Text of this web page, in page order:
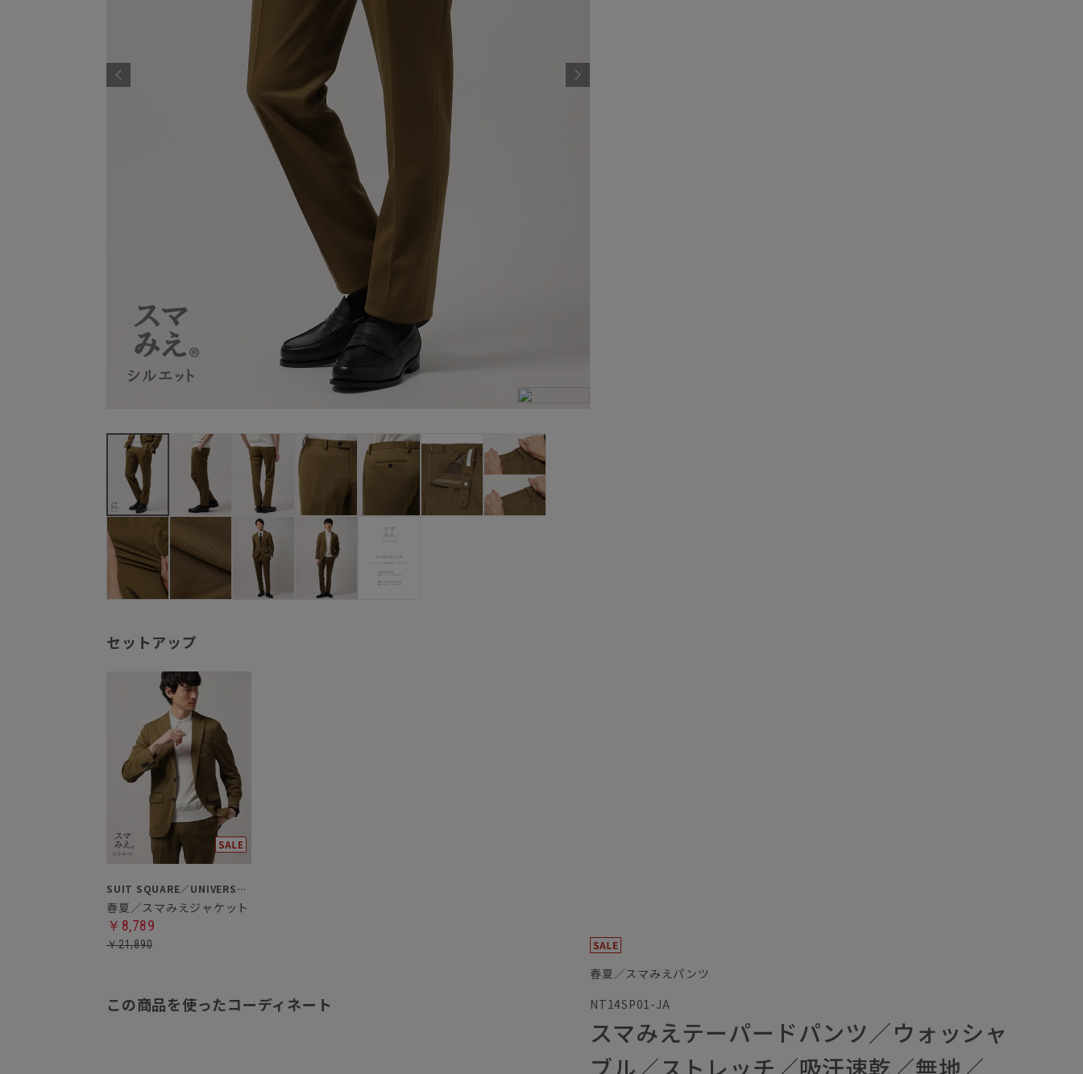
セットアップ
SUIT SQUARE／UNIVERSAL LANGUAGE
春夏／スマみえジャケット
￥8,789
￥21,890
この商品を使ったコーディネート
春夏／スマみえパンツ
NT14SP01-JA
スマみえテーパードパンツ／ウォッシャ